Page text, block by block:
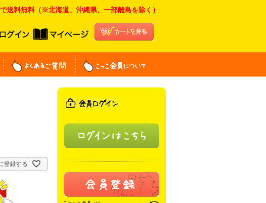
送料無料（※北海道、沖縄県、一部離島を除く）
こっこオンラインショップ
ご利用ガイド よくある質問
登録する